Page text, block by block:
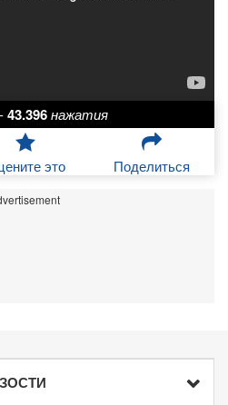
-43.396нажатия
это Поделиться